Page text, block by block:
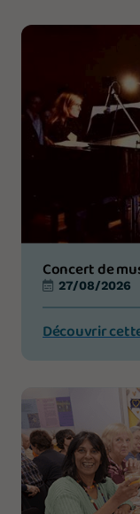
Concert de
27/08/2026
Découvrir